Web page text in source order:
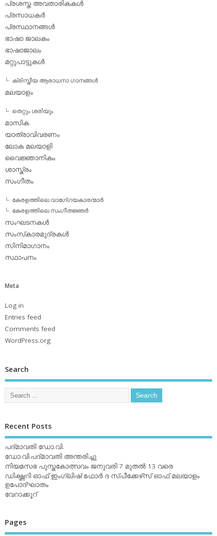
പ്രശസ്ത അവതാരികകള്‍
പ്രസാധകര്‍
പ്രസ്ഥാനങ്ങള്‍
ഭാഷാ ജാലകം
ഭാഷാജാലം
മറ്റുപാട്ടുകള്‍
ക്രിസ്തീയ ആരാധനാ ഗാനങ്ങള്‍
മലയാളം
തെറ്റും ശരിയും
മാസിക
യാത്രാവിവരണം
ലോക മലയാളി
വൈജ്ഞാനികം
ശാസ്ത്രം
സംഗീതം
കേരളത്തിലെ വാഗേ്ഗയകാരന്മാര്‍
കേരളത്തിലെ സംഗീതജ്ഞര്‍
സംഘടനകള്‍
സംസ്‌കാരമുദ്രകള്‍
സിനിമാഗാനം
സ്ഥാപനം
Meta
Log in
Entries feed
Comments feed
WordPress.org
Search
Recent Posts
പദ്മാവതി ഡോ.വി.
ഡോ.വി.പദ്മാവതി അന്തരിച്ചു
നിയമസഭ പുസ്തകോത്സവം ജനുവരി 7 മുതല്‍ 13 വരെ
ഡിക്ഷ്ണറി ഓഫ് ഇംഗ്ലിഷ് ഫോര്‍ ദ സ്പീക്കേഴ്‌സ് ഓഫ് മലയാളം
ഉപോദ്ഘാതം
വേറാക്കൂറ്
Pages